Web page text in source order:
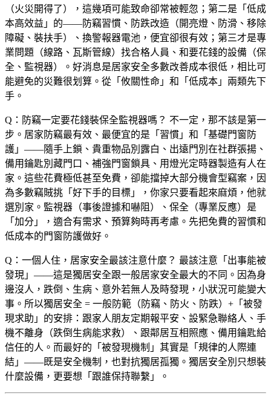
（火災開得了），這幾項可能致命卻常被輕忽；第二是「低成
本高效益」的——防竊習慣、防跌改造（開亮燈、防滑、移除
障礙、裝扶手）、換警報器電池，便宜卻很有效；第三才是專
業問題（線路、瓦斯管線）找合格人員、和要花錢的設備（保
全、監視器）。好消息是居家安全多數改善成本很低，相比可
能避免的災難很划算。從「攸關性命」和「低成本」兩類先下
手。
Q：防竊一定要花錢裝保全監視器嗎？ 不一定，那不該是第一
步。居家防竊最有效、最便宜的是「習慣」和「基礎門窗防
護」——隨手上鎖、貴重物品別露白、出遠門別在社群張揚、
備用鑰匙別藏門口、補強門窗鎖具、用燈光定時器製造有人在
家。這些花費極低甚至免費，卻能擋掉大部分機會型竊案，因
為多數竊賊挑「好下手的目標」，你家只要看起來麻煩，他就
選別家。監視器（事後證據和嚇阻）、保全（專業反應）是
「加分」，適合有需求、預算夠時再考慮。先把免費的習慣和
低成本的門窗防護做好。
Q：一個人住，居家安全最該注意什麼？ 最該注意「出事能被
發現」——這是獨居安全跟一般居家安全最大的不同。因為身
邊沒人，跌倒、生病、意外若無人及時發現，小狀況可能變大
事。所以獨居安全 = 一般防範（防竊、防火、防跌）+「被發
現求助」的安排：跟家人朋友定期報平安、設緊急聯絡人、手
機不離身（跌倒生病能求救）、跟鄰居互相照應、備用鑰匙給
信任的人。而最好的「被發現機制」其實是「規律的人際連
結」——既是安全機制，也對抗獨居孤獨。獨居安全別只想裝
什麼設備，更要想「跟誰保持聯繫」。